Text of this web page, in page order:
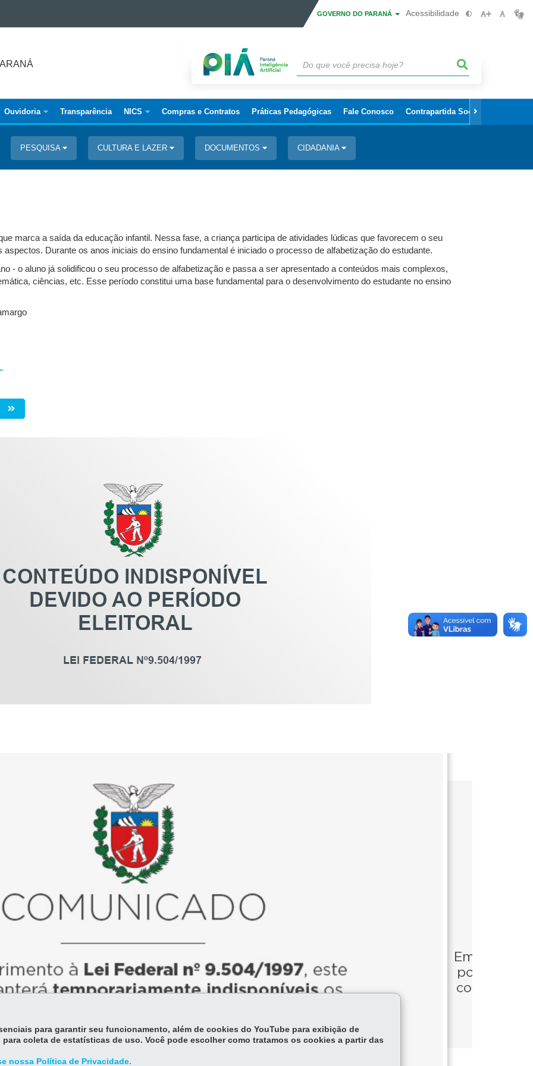
GOVERNO DO PARANÁ Acessibilidade
Ouvidoria Transparência NICS Compras e Contratos Práticas Pedagógicas Fale Conosco Contrapartida Social/Patrocínio
PESQUISA CULTURA E LAZER DOCUMENTOS CIDADANIA
marca a saída da educação infantil. Nessa fase, a criança participa de atividades lúdicas que favorecem o seu
Durante os anos iniciais do ensino fundamental é iniciado o processo de alfabetização do estudante.
- o aluno já solidificou o seu processo de alfabetização e passa a ser apresentado a conteúdos mais complexos,
ciências, etc. Esse período constitui uma base fundamental para o desenvolvimento do estudante no ensino
para garantir seu funcionamento, além de cookies do YouTube para exibição de
coleta de estatísticas de uso. Você pode escolher como tratamos os cookies a partir das
nossa Política de Privacidade.